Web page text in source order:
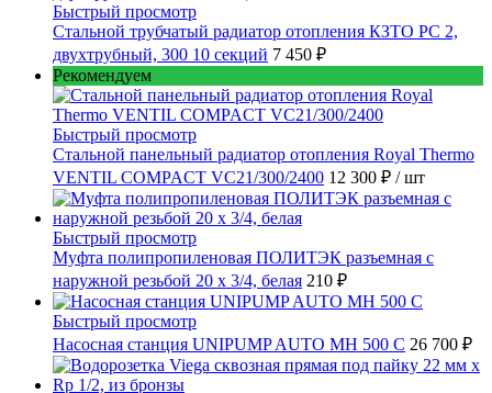
Быстрый просмотр
Стальной трубчатый радиатор отопления КЗТО РС 2,
двухтрубный, 300 10 секций 7 450 ₽
Рекомендуем
Быстрый просмотр
Стальной панельный радиатор отопления Royal Thermo
VENTIL COMPACT VC21/300/2400 12 300 ₽ / шт
Быстрый просмотр
Муфта полипропиленовая ПОЛИТЭК разъемная с
наружной резьбой 20 x 3/4, белая 210 ₽
Быстрый просмотр
Насосная станция UNIPUMP AUTO MH 500 С 26 700 ₽